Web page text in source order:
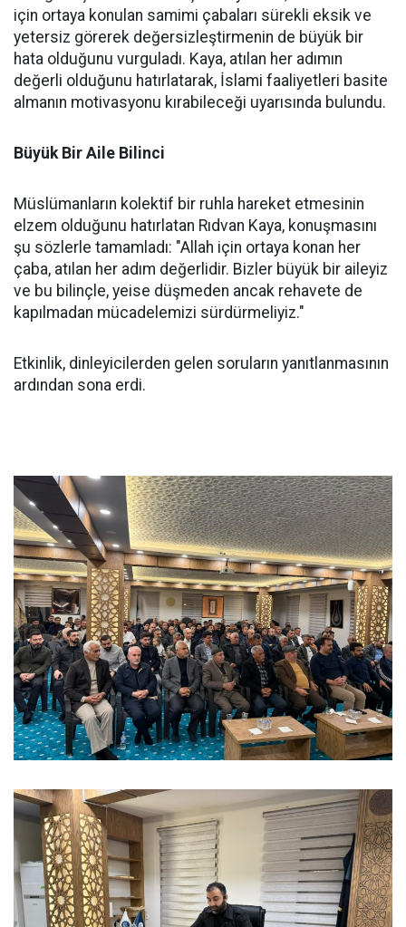
için ortaya konulan samimi çabaları sürekli eksik ve
yetersiz görerek değersizleştirmenin de büyük bir
hata olduğunu vurguladı. Kaya, atılan her adımın
değerli olduğunu hatırlatarak, İslami faaliyetleri basite
almanın motivasyonu kırabileceği uyarısında bulundu.
Büyük Bir Aile Bilinci
Müslümanların kolektif bir ruhla hareket etmesinin
elzem olduğunu hatırlatan Rıdvan Kaya, konuşmasını
şu sözlerle tamamladı: "Allah için ortaya konan her
çaba, atılan her adım değerlidir. Bizler büyük bir aileyiz
ve bu bilinçle, yeise düşmeden ancak rehavete de
kapılmadan mücadelemizi sürdürmeliyiz."
Etkinlik, dinleyicilerden gelen soruların yanıtlanmasının
ardından sona erdi.